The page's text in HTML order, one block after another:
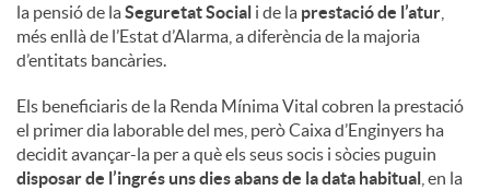
la pensió de laSeguretat Social i de la prestació de l’atur
més enllà de l’Estat d’Alarma, a diferència de la majoria
d’entitats bancàries.
Els beneficiaris de la Renda Mínima Vital cobren la prestació
el primer dia laborable del mes, però Caixa d’Enginyers ha
decidit avançar-la per a què els seus socis i sòcies puguin
disposar de l’ingrés uns dies abans de la data habitual , en la